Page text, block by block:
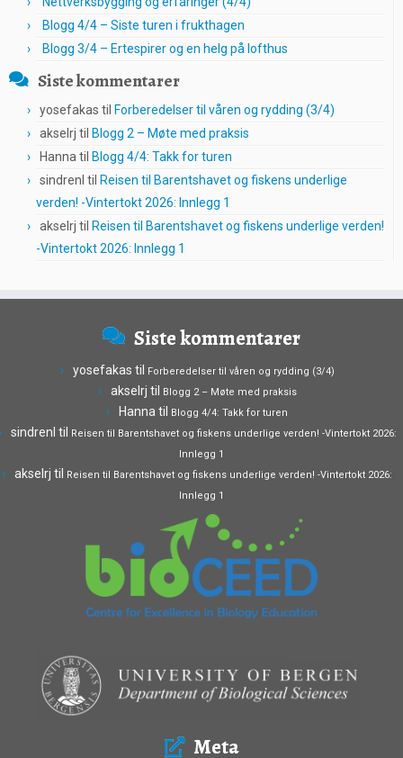
Blogg 4/4 – Siste turen i frukthagen
Blogg 3/4 – Ertespirer og en helg på lofthus
Siste kommentarer
yosefakas til Forberedelser til våren og rydding (3/4)
akselrj til Blogg 2 – Møte med praksis
Hanna til Blogg 4/4: Takk for turen
sindrenl til Reisen til Barentshavet og fiskens underlige
verden! -Vintertokt 2026: Innlegg 1
akselrj til Reisen til Barentshavet og fiskens underlige verden!
-Vintertokt 2026: Innlegg 1
Siste kommentarer
yosefakas til Forberedelser til våren og rydding (3/4)
akselrj til Blogg 2 – Møte med praksis
Hanna til Blogg 4/4: Takk for turen
sindrenl til Reisen til Barentshavet og fiskens underlige verden! -Vintertokt 2026:
Innlegg 1
akselrj til Reisen til Barentshavet og fiskens underlige verden! -Vintertokt 2026:
Innlegg 1
Meta